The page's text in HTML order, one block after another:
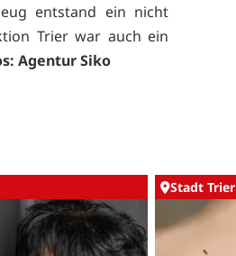
entstand ein nicht
Trier war auch ein
Agentur Siko
Stadt Trier